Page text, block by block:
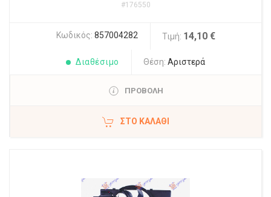
#176550
Κωδικός: 857004282 Τιμή: 14,10 €
Διαθέσιμο Θέση: Αριστερά
ΠΡΟΒΟΛΗ
ΣΤΟ ΚΑΛΆΘΙ